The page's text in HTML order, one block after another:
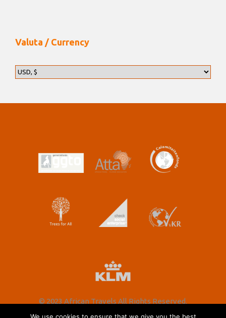
Valuta / Currency
© 2023 African Travels All Rights Reserved.